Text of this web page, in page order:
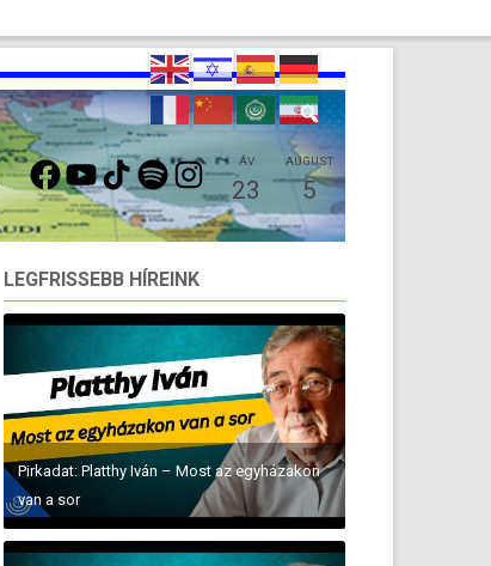
FACEBOOKYOUTUBETIKTOKSPOTIFYINSTAGRAMÁV
23
AUGUST
5
LEGFRISSEBB HÍREINK
Pirkadat: Platthy Iván – Most az egyházakon
van a sor